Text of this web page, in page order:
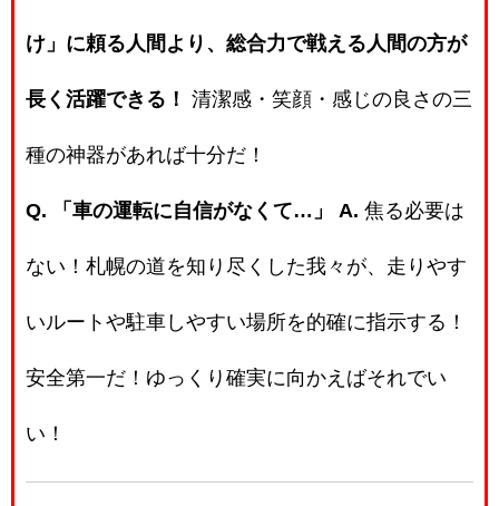
け」に頼る人間より、総合力で戦える人間の方が
長く活躍できる！ 清潔感・笑顔・感じの良さの三
種の神器があれば十分だ！
Q. 「車の運転に自信がなくて…」 A. 焦る必要は
ない！札幌の道を知り尽くした我々が、走りやす
いルートや駐車しやすい場所を的確に指示する！
安全第一だ！ゆっくり確実に向かえばそれでい
い！